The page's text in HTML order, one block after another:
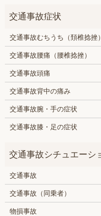
交通事故むちうち（頚椎捻挫）
交通事故腰痛（腰椎捻挫）
交通事故頭痛
交通事故背中の痛み
交通事故腕・手の症状
交通事故膝・足の症状
交通事故
交通事故（同乗者）
物損事故